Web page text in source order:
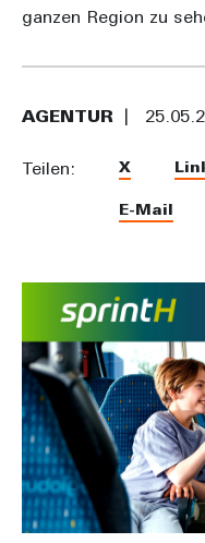
ganzen Region zu
AGENTUR
Teilen: X
E-Mail